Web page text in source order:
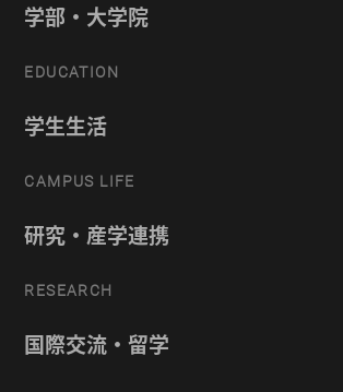
学部・大学院
EDUCATION
学生生活
CAMPUS LIFE
研究・産学連携
RESEARCH
国際交流・留学